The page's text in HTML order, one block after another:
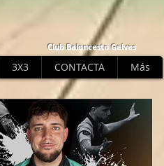
Club Baloncesto Gelves
3X3 CONTACTA Más